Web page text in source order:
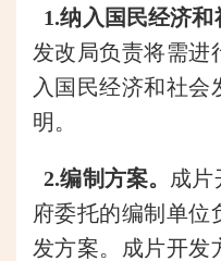
1.纳入 国民经济
发改局负责将需进
入国民经济和社会
明。
2.编制方案。 成片
府委托的编制单位
发方案。成片开发